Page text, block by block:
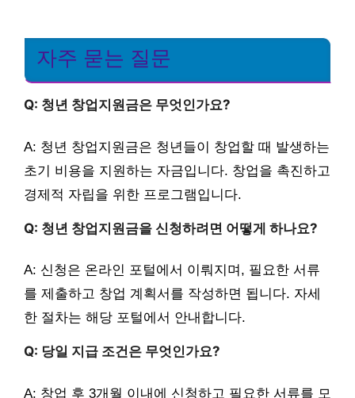
자주 묻는 질문
Q: 청년 창업지원금은 무엇인가요?
A: 청년 창업지원금은 청년들이 창업할 때 발생하는
초기 비용을 지원하는 자금입니다. 창업을 촉진하고
경제적 자립을 위한 프로그램입니다.
Q: 청년 창업지원금을 신청하려면 어떻게 하나요?
A: 신청은 온라인 포털에서 이뤄지며, 필요한 서류
를 제출하고 창업 계획서를 작성하면 됩니다. 자세
한 절차는 해당 포털에서 안내합니다.
Q: 당일 지급 조건은 무엇인가요?
A: 창업 후 3개월 이내에 신청하고 필요한 서류를 모